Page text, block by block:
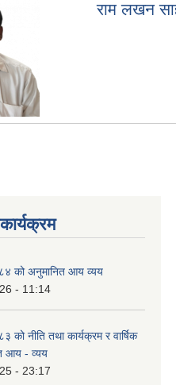
राम लखन
को अनुमानित आय व्यय
- 11:14
नीति तथा कार्यक्रम र वार्षिक
आय - व्यय
- 23:17